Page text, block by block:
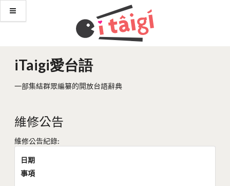
iTaigi愛台語
一部集結群眾編纂的開放台語辭典
維修公告
維修公告紀錄:
日期
事項